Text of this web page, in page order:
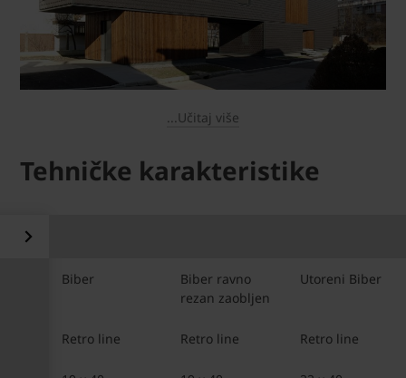
...Učitaj više
Tehničke karakteristike
Biber
Retro line
Biber ravno
rezan zaobljen
Retro line
Utoreni Biber
Retro line